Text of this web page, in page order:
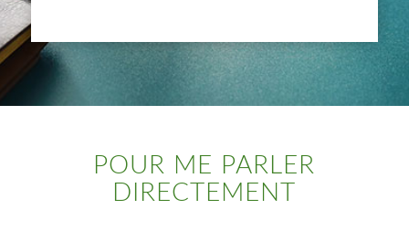
POUR ME PARLER
DIRECTEMENT